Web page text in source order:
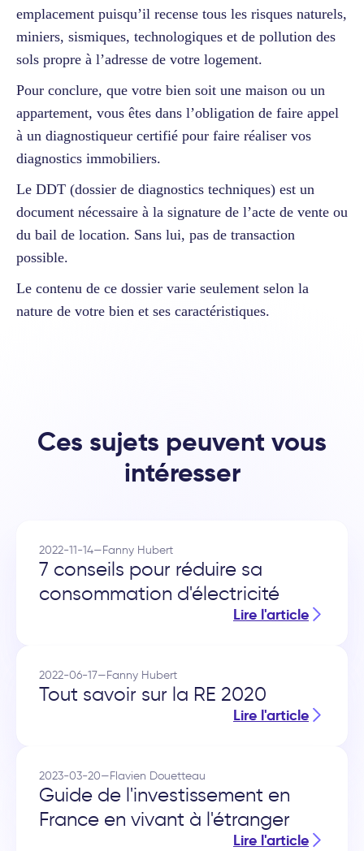
emplacement puisqu’il recense tous les risques naturels,
miniers, sismiques, technologiques et de pollution des
sols propre à l’adresse de votre logement.
Pour conclure, que votre bien soit une maison ou un
appartement, vous êtes dans l’obligation de faire appel
à un diagnostiqueur certifié pour faire réaliser vos
diagnostics immobiliers.
Le DDT (dossier de diagnostics techniques) est un
document nécessaire à la signature de l’acte de vente ou
du bail de location. Sans lui, pas de transaction
possible.
Le contenu de ce dossier varie seulement selon la
nature de votre bien et ses caractéristiques.
Ces sujets peuvent vous
intéresser
2022-11-14—Fanny Hubert
7 conseils pour réduire sa
consommation d'électricité
Lire l'article
2022-06-17—Fanny Hubert
Tout savoir sur la RE 2020
Lire l'article
2023-03-20—Flavien Douetteau
Guide de l'investissement en
France en vivant à l'étranger
Lire l'article